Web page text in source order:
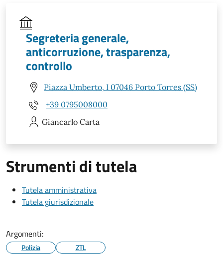
Segreteria generale,
anticorruzione, trasparenza,
controllo
Piazza Umberto, I 07046 Porto Torres (SS)
+39 0795008000
Giancarlo Carta
Strumenti di tutela
Tutela amministrativa
Tutela giurisdizionale
Argomenti:
Polizia ZTL